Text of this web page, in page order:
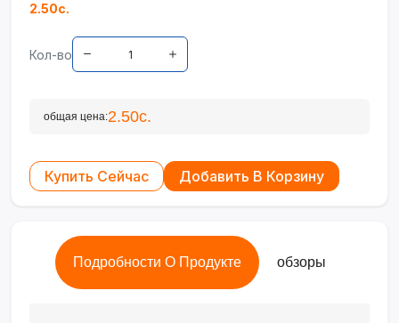
2.50с.
Кол-во
общая цена:2.50с.
Купить Сейчас Добавить В Корзину
Подробности О Продукте обзоры